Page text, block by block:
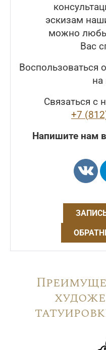
эскизам
можно
Вас
Воспользоваться
на
Связаться с
+7
Напишите нам